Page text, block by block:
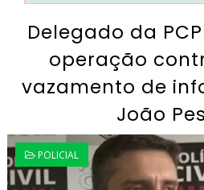
Delegado da
operação
vazamento de
João
POLICIAL